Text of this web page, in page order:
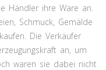
Händler ihre Ware an.
Schmuck, Gemälde
Die Verkäufer
an, um
waren sie dabei nicht